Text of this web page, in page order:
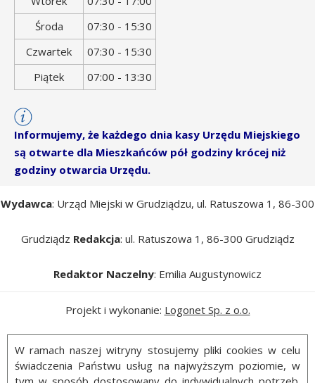
Środa
07:30 - 15:30
Czwartek
07:30 - 15:30
Piątek
07:00 - 13:30
Informujemy, że każdego dnia kasy Urzędu Miejskiego
są otwarte dla Mieszkańców pół godziny krócej niż
godziny otwarcia Urzędu.
Wydawca: Urząd Miejski w Grudziądzu, ul. Ratuszowa 1, 86-300
Grudziądz Redakcja: ul. Ratuszowa 1, 86-300 Grudziądz
Redaktor Naczelny: Emilia Augustynowicz
Projekt i wykonanie: Logonet Sp. z o.o.
W ramach naszej witryny stosujemy pliki cookies w celu
świadczenia Państwu usług na najwyższym poziomie, w